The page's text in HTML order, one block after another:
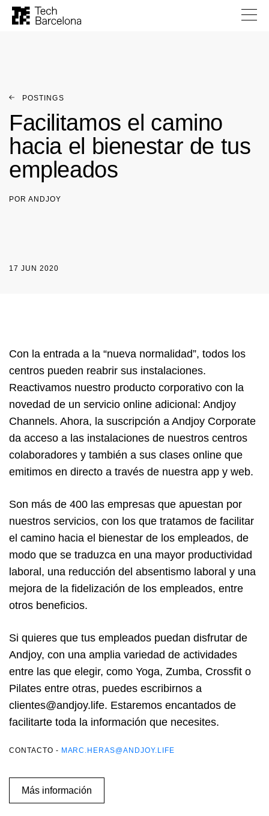
POSTINGS
Facilitamos el camino
hacia el bienestar de tus
empleados
POR ANDJOY
17 JUN 2020
Con la entrada a la “nueva normalidad”, todos los
centros pueden reabrir sus instalaciones.
Reactivamos nuestro producto corporativo con la
novedad de un servicio online adicional: Andjoy
Channels. Ahora, la suscripción a Andjoy Corporate
da acceso a las instalaciones de nuestros centros
colaboradores y también a sus clases online que
emitimos en directo a través de nuestra app y web.
Son más de 400 las empresas que apuestan por
nuestros servicios, con los que tratamos de facilitar
el camino hacia el bienestar de los empleados, de
modo que se traduzca en una mayor productividad
laboral, una reducción del absentismo laboral y una
mejora de la fidelización de los empleados, entre
otros beneficios.
Si quieres que tus empleados puedan disfrutar de
Andjoy, con una amplia variedad de actividades
entre las que elegir, como Yoga, Zumba, Crossfit o
Pilates entre otras, puedes escribirnos a
clientes@andjoy.life. Estaremos encantados de
facilitarte toda la información que necesites.
CONTACTO - MARC.HERAS@ANDJOY.LIFE
Más información